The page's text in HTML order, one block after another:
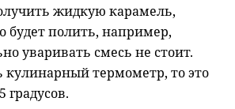
жидкую карамель,
будет полить, например,
уваривать смесь не стоит.
кулинарный термометр, то это
градусов.